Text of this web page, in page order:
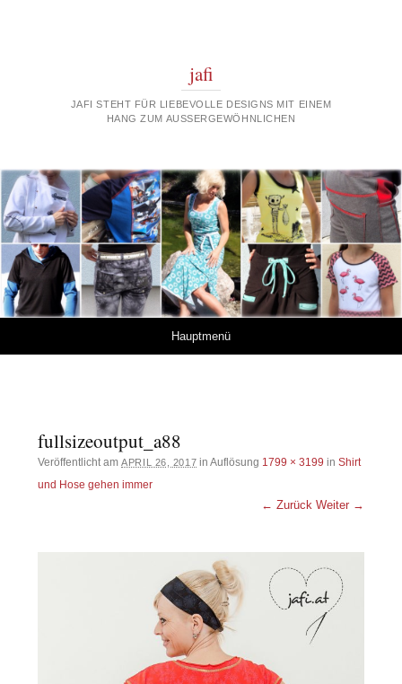
jafi
JAFI STEHT FÜR LIEBEVOLLE DESIGNS MIT EINEM
HANG ZUM AUSSERGEWÖHNLICHEN
Hauptmenü
fullsizeoutput_a88
Veröffentlicht amAPRIL 26, 2017 in Auflösung 1799 × 3199 inShirt
und Hose gehen immer
← Zurück Weiter →